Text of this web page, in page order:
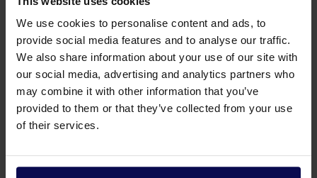
We use cookies to personalise content and ads, to
provide social media features and to analyse our traffic.
We also share information about your use of our site with
our social media, advertising and analytics partners who
may combine it with other information that you’ve
provided to them or that they’ve collected from your use
of their services.
E-Mail Adresse *
Postleitzahl*
Rufnummer*